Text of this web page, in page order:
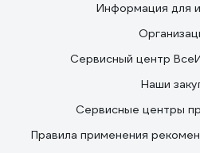
Информация для
Сервисный центр
Наши
Сервисные центры
Правила применения